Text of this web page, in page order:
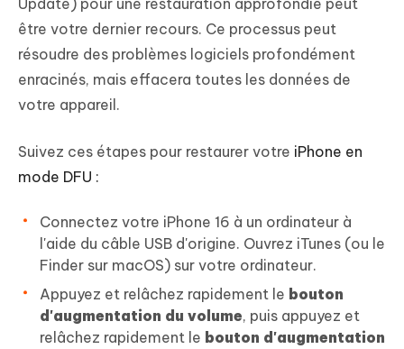
Update) pour une restauration approfondie peut
être votre dernier recours. Ce processus peut
résoudre des problèmes logiciels profondément
enracinés, mais effacera toutes les données de
votre appareil.
Suivez ces étapes pour restaurer votre iPhone en
mode DFU :
Connectez votre iPhone 16 à un ordinateur à
l'aide du câble USB d'origine. Ouvrez iTunes (ou le
Finder sur macOS) sur votre ordinateur.
Appuyez et relâchez rapidement le bouton
d'augmentation du volume, puis appuyez et
relâchez rapidement le bouton d'augmentation